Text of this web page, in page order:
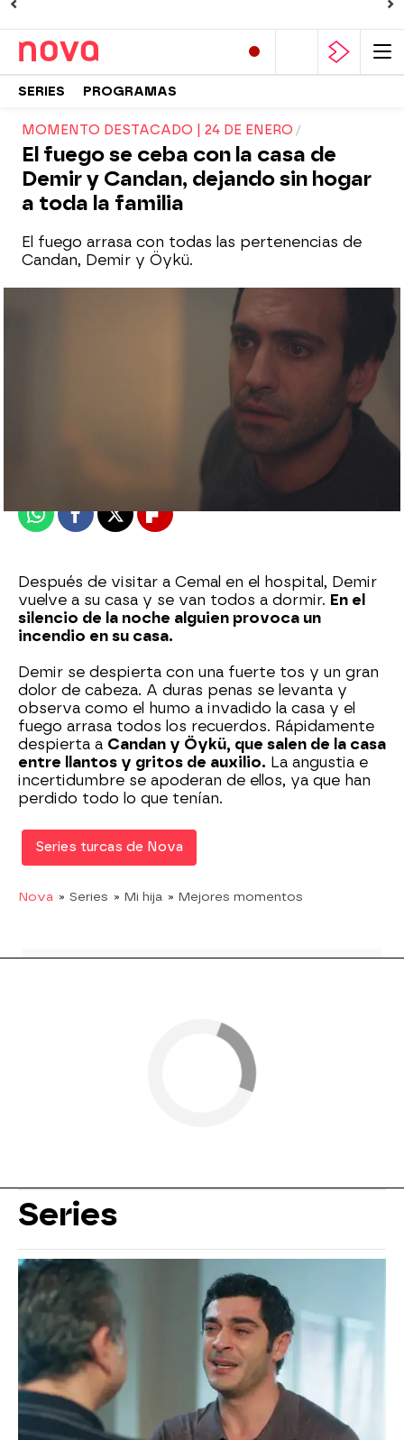
SERIES PROGRAMAS
MOMENTO DESTACADO | 24 DE ENERO
El fuego se ceba con la casa de
Demir y Candan, dejando sin hogar
a toda la familia
El fuego arrasa con todas las pertenencias de
Candan, Demir y Öykü.
WhatsappFacebook
X Flipboard
Después de visitar a Cemal en el hospital, Demir
vuelve a su casa y se van todos a dormir. En el
silencio de la noche alguien provoca un
incendio en su casa.
Demir se despierta con una fuerte tos y un gran
dolor de cabeza. A duras penas se levanta y
observa como el humo a invadido la casa y el
fuego arrasa todos los recuerdos. Rápidamente
despierta a Candan y Öykü, que salen de la casa
entre llantos y gritos de auxilio. La angustia e
incertidumbre se apoderan de ellos, ya que han
perdido todo lo que tenían.
Series turcas de Nova
Nova » Series » Mi hija » Mejores momentos
Series